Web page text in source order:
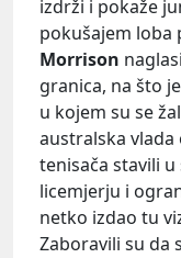
izdrži i pokaže
pokušajem loba
Morrison
granica, na što
u kojem su se
australska
tenisača stavili
licemjerju i
netko izdao tu
Zaboravili su da